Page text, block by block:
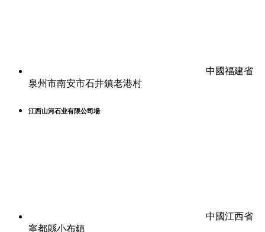
中國福建省
泉州市南安市石井鎮老港村
江西山河石业有限公司場
中國江西省
寧都縣小布鎮